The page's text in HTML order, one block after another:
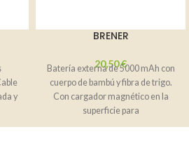
y
BRENER
20,50€
Batería externa de 5000 mAh con
cuerpo de bambú y fibra de trigo.
Con cargador magnético en la
superficie para